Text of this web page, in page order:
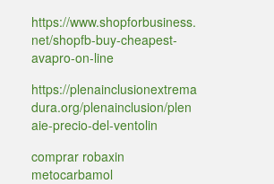
https://www.shopforbusiness.
net/shopfb-buy-cheapest-
avapro-on-line
https://plenainclusionextrema
dura.org/plenainclusion/plen
aie-precio-del-ventolin
comprar robaxin
metocarbamol